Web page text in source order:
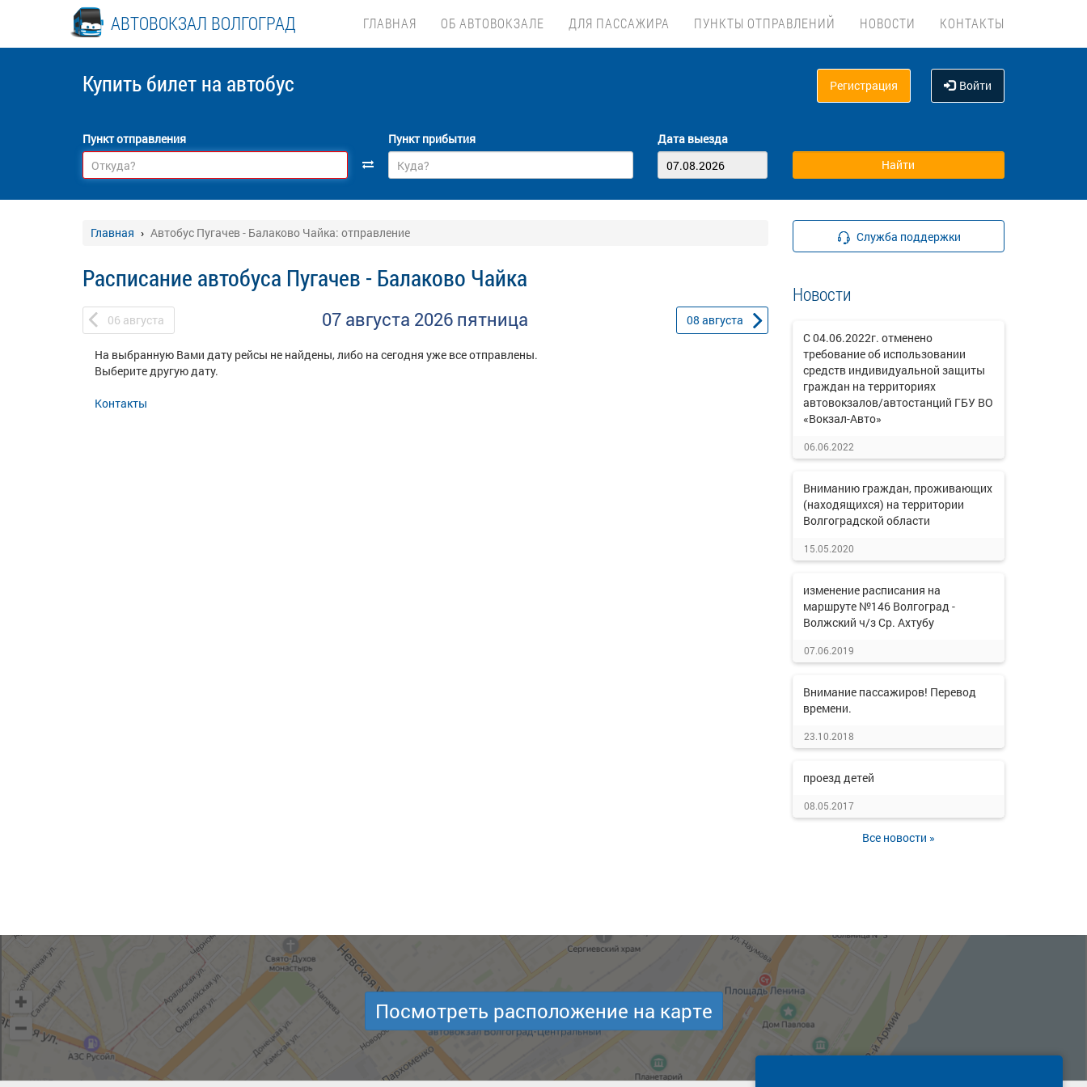
АВТОВОКЗАЛ ВОЛГОГРАД ГЛАВНАЯ ОБ АВТОВОКЗАЛЕ ДЛЯ ПАССАЖИРА ПУНКТЫ ОТПРАВЛЕНИЙ НОВОСТИ КОНТАКТЫ
Купить билет на автобус Регистрация Войти
Пункт отправления Пункт прибытия Дата выезда
Главная Автобус Пугачев - Балаково Чайка: отправление
Расписание автобуса Пугачев - Балаково Чайка
06 августа 07 августа 2026 пятница 08 августа
На выбранную Вами дату рейсы не найдены, либо на сегодня уже все отправлены.
Выберите другую дату.
Контакты
Служба поддержки
Новости
С 04.06.2022г. отменено
требование об использовании
средств индивидуальной защиты
граждан на территориях
автовокзалов/автостанций ГБУ ВО
«Вокзал-Авто»
06.06.2022
Вниманию граждан, проживающих
(находящихся) на территории
Волгоградской области
15.05.2020
изменение расписания на
маршруте №146 Волгоград -
Волжский ч/з Ср. Ахтубу
07.06.2019
Внимание пассажиров! Перевод
времени.
23.10.2018
проезд детей
08.05.2017
Все новости »
Посмотреть расположение на карте